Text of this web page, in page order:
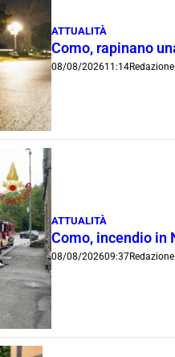
ATTUALITÀ
Como, rapinano
08/08/202611:14Redazione
ATTUALITÀ
Como, incendio in
08/08/202609:37Redazione